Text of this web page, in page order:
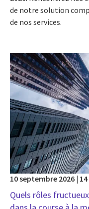
de notre solution
de nos services.
10 septembre 2026 | 14
Quels rôles